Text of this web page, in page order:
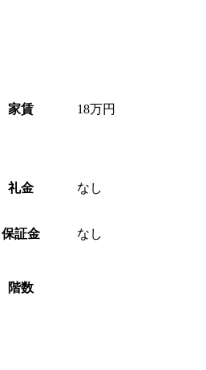
家賃 18万円
礼金 なし
保証金 なし
階数